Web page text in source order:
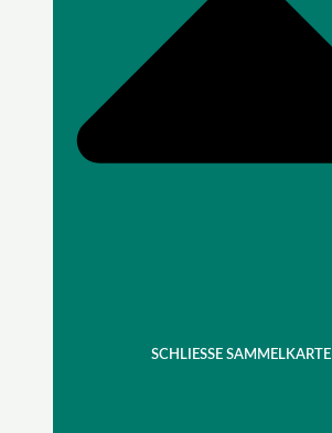
SCHLIESSE SAMMELKARTEN